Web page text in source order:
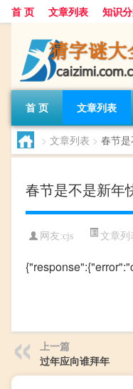
首 页 文章列表 知识
首 页 文章列表
> 文章列表 > 春节
春节是不是新年
网友:cjs 文章列
上一篇
过年应向谁拜年